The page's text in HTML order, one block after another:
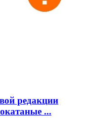
редакции
...